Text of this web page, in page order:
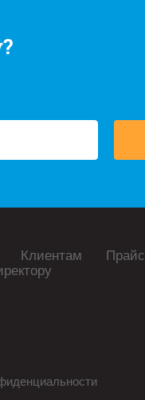
Клиентам Прайс